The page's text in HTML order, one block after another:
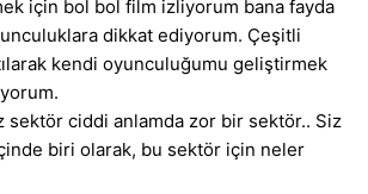
için bol bol film izliyorum bana fayda
dikkat ediyorum. Çeşitli
kendi oyunculuğumu geliştirmek
sektör ciddi anlamda zor bir sektör.. Siz
biri olarak, bu sektör için neler